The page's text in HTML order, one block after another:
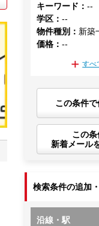
キーワード ：--
学区 ：--
物件種別 ： 新築
価格 ：--
すべ
この条件
この
新着メール
検索条件の追加
沿線・駅